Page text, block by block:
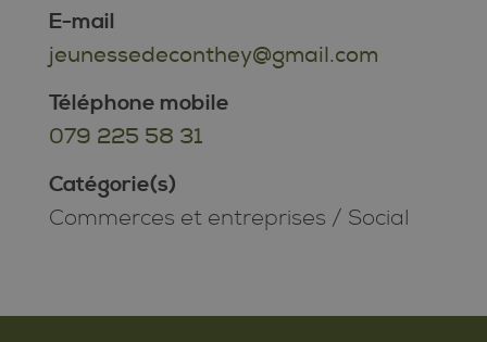
E-mail
jeunessedeconthey@gmail.com
Téléphone mobile
079 225 58 31
Catégorie(s)
Commerces et entreprises / Social